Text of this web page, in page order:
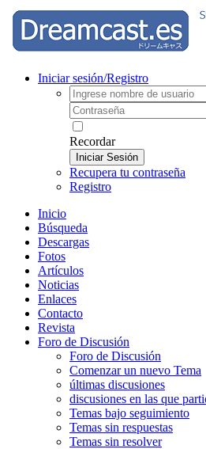
Iniciar sesión/Registro
Recordar
Iniciar Sesión
Recupera tu contraseña
Registro
Inicio
Búsqueda
Descargas
Fotos
Artículos
Noticias
Enlaces
Contacto
Revista
Foro de Discusión
Foro de Discusión
Comenzar un nuevo Tema
últimas discusiones
discusiones en las que
Temas bajo seguimiento
Temas sin respuestas
Temas sin resolver